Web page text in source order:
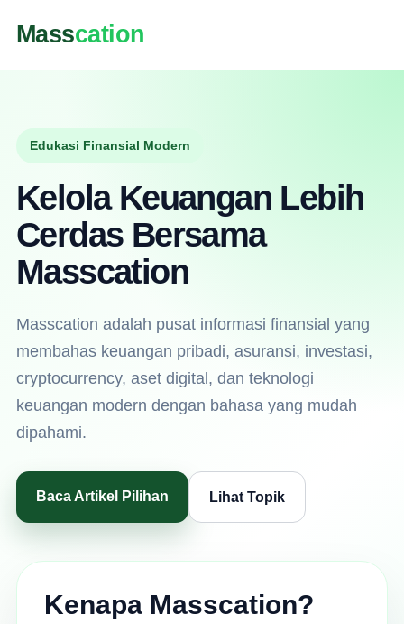
Masscation
Edukasi Finansial Modern
Kelola Keuangan Lebih
Cerdas Bersama
Masscation
Masscation adalah pusat informasi finansial yang
membahas keuangan pribadi, asuransi, investasi,
cryptocurrency, aset digital, dan teknologi
keuangan modern dengan bahasa yang mudah
dipahami.
Baca Artikel Pilihan Lihat Topik
Kenapa Masscation?